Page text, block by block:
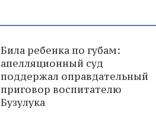
Била ребенка по губам:
апелляционный суд
поддержал оправдательный
приговор воспитателю
Бузулука